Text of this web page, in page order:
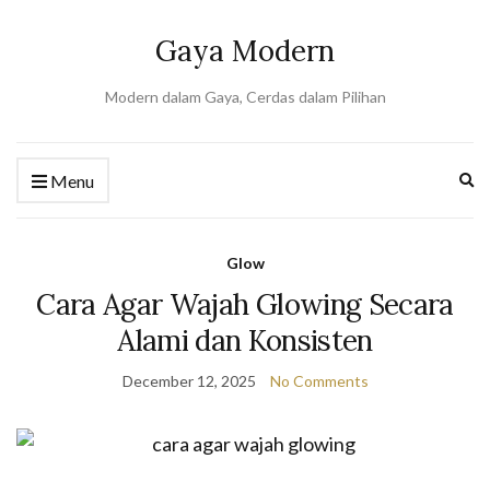
Gaya Modern
Modern dalam Gaya, Cerdas dalam Pilihan
Menu
Glow
Cara Agar Wajah Glowing Secara
Alami dan Konsisten
December 12, 2025 No Comments